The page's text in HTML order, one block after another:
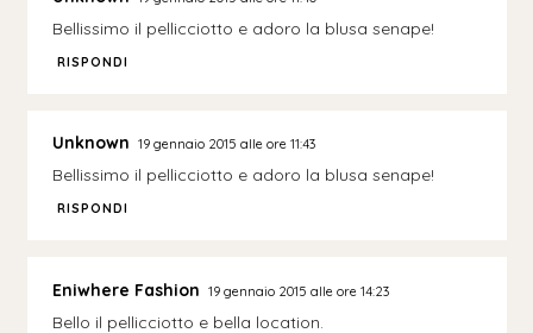
Bellissimo il pellicciotto e adoro la blusa senape!
RISPONDI
Unknown 19 gennaio 2015 alle ore 11:43
Bellissimo il pellicciotto e adoro la blusa senape!
RISPONDI
Eniwhere Fashion 19 gennaio 2015 alle ore 14:23
Bello il pellicciotto e bella location.